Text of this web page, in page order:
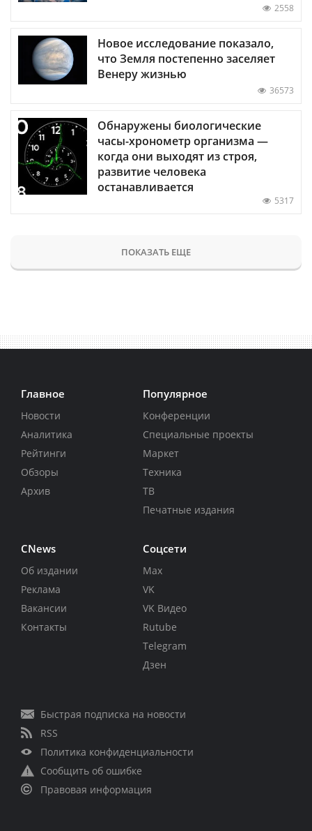
2558
Новое исследование показало,
что Земля постепенно заселяет
Венеру жизнью
36573
Обнаружены биологические
часы-хронометр организма —
когда они выходят из строя,
развитие человека
останавливается
5317
ПОКАЗАТЬ ЕЩЕ
Главное
Новости
Аналитика
Рейтинги
Обзоры
Архив
Популярное
Конференции
Специальные проекты
Маркет
Техника
ТВ
Печатные издания
CNews
Об издании
Реклама
Вакансии
Контакты
Соцсети
Max
VK
VK Видео
Rutube
Telegram
Дзен
Быстрая подписка на новости
RSS
Политика конфиденциальности
Сообщить об ошибке
Правовая информация